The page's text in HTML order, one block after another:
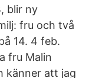
blir ny
fru och två
14. 4 feb.
fru Malin
känner att jag